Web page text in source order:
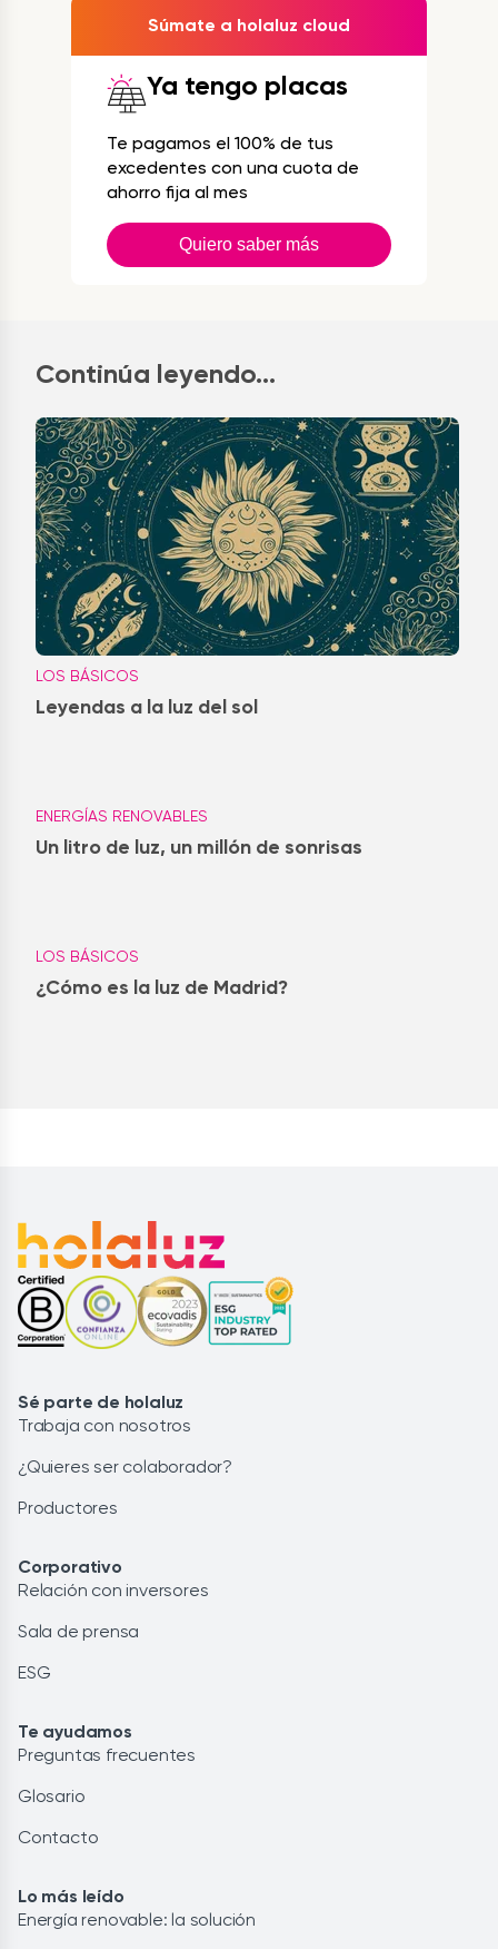
Súmate a holaluz cloud
Ya tengo placas
Te pagamos el 100% de tus
excedentes con una cuota de
ahorro fija al mes
Quiero saber más
Continúa leyendo...
LOS BÁSICOS
Leyendas a la luz del sol
ENERGÍAS RENOVABLES
Un litro de luz, un millón de sonrisas
LOS BÁSICOS
¿Cómo es la luz de Madrid?
Sé parte de holaluz
Trabaja con nosotros
¿Quieres ser colaborador?
Productores
Corporativo
Relación con inversores
Sala de prensa
ESG
Te ayudamos
Preguntas frecuentes
Glosario
Contacto
Lo más leído
Energía renovable: la solución